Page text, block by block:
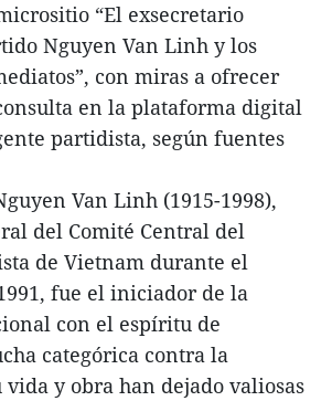
“El exsecretario
Nguyen Van Linh y los
con miras a ofrecer
en la plataforma digital
partidista, según fuentes
Van Linh (1915-1998),
del Comité Central del
de Vietnam durante el
fue el iniciador de la
con el espíritu de
categórica contra la
y obra han dejado valiosas